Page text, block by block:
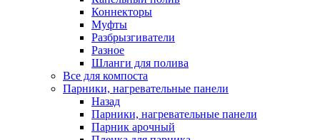
Коннекторы
Муфты
Разбрызгиватели
Разное
Шланги для полива
Все для компоста
Парники, нагревательные панели
Назад
Парники, нагревательные панели
Парник арочный